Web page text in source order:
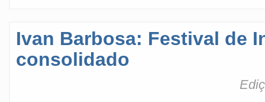
Ivan Barbosa: Festival de
consolidado